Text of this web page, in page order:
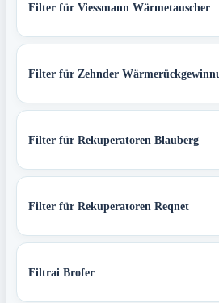
Filter für Viessmann Wärmetauscher
Filter für Zehnder
Filter für Rekuperatoren Blauberg
Filter für Rekuperatoren Reqnet
Filtrai Brofer